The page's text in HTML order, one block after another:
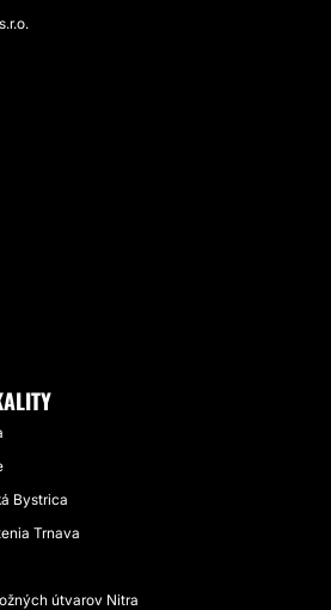
Bystrica
Trnava
útvarov Nitra